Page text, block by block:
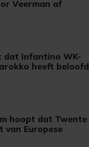
Veerman af
dat Infantino WK-
heeft beloofd
hoopt dat Twente
van Europese